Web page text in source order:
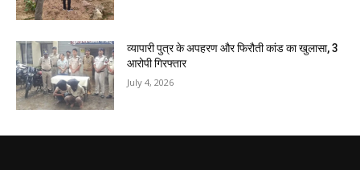
व्यापारी पुत्र के अपहरण और फिरौती कांड का खुलासा, 3
आरोपी गिरफ्तार
July 4, 2026